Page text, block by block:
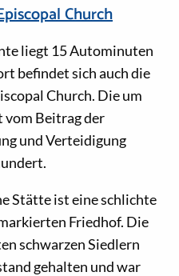
Church
liegt 15 Autominuten
befindet sich auch die
Church. Die um
vom Beitrag der
und Verteidigung
Stätte ist eine schlichte
Friedhof. Die
schwarzen Siedlern
gehalten und war